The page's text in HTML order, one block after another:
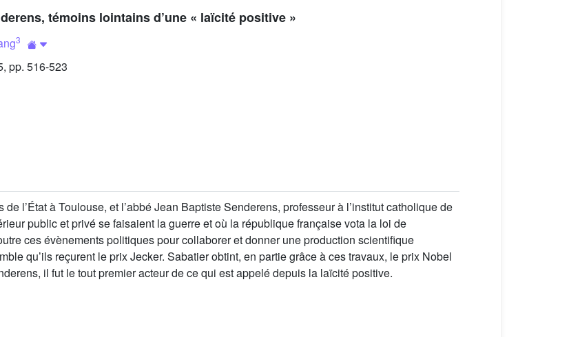
témoins lointains d’une « laïcité positive »
3
pp. 516-523
l’État à Toulouse, et l’abbé Jean Baptiste Senderens, professeur à l’institut catholique de
public et privé se faisaient la guerre et où la république française vota la loi de
ces évènements politiques pour collaborer et donner une production scientifique
qu’ils reçurent le prix Jecker. Sabatier obtint, en partie grâce à ces travaux, le prix Nobel
il fut le tout premier acteur de ce qui est appelé depuis la laïcité positive.